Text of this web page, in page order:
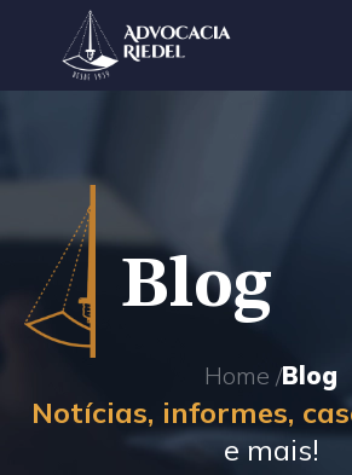
Blog
Home /Blog
Notícias, informes,
e mais!